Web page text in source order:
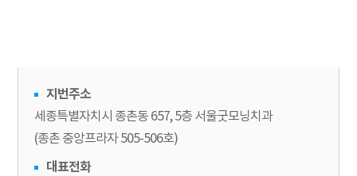
지번주소
세종특별자치시 종촌동 657, 5층 서울굿모닝치과
(종촌 중앙프라자 505-506호)
대표전화